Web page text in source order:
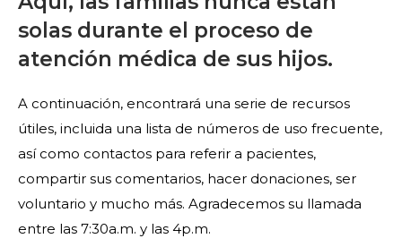
solas durante el proceso de
atención médica de sus hijos.
A continuación, encontrará una serie de recursos
útiles, incluida una lista de números de uso frecuente,
así como contactos para referir a pacientes,
compartir sus comentarios, hacer donaciones, ser
voluntario y mucho más. Agradecemos su llamada
entre las 7:30a.m. y las 4p.m.